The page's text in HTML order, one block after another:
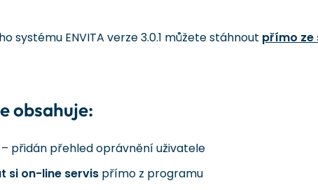
systému ENVITA verze 3.0.1 můžete stáhnout přímo ze
obsahuje:
– přidán přehled oprávnění uživatele
si on-line servis přímo z programu